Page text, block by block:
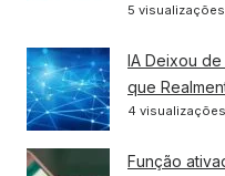
5 visualizações
IA Deixou
que
4 visualizações
Função